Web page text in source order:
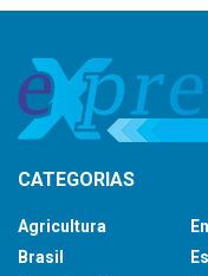
CATEGORIAS
Agricultura
Brasil